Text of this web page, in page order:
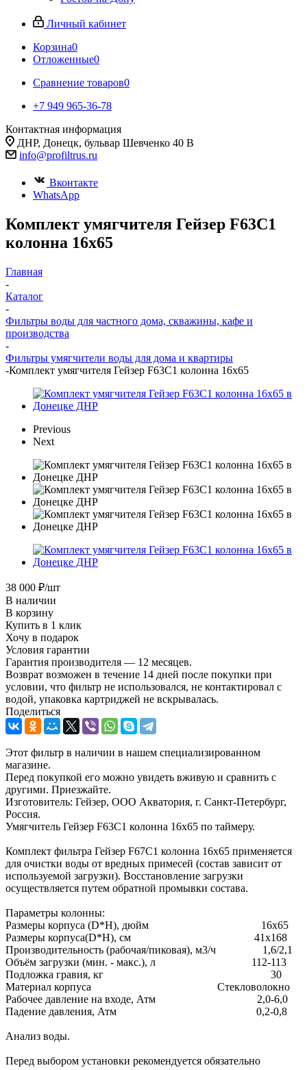
Личный кабинет
Корзина0
Отложенные0
Сравнение товаров0
+7 949 965-36-78
Контактная информация
ДНР, Донецк, бульвар Шевченко 40 В
info@profiltrus.ru
Вконтакте
WhatsApp
Комплект умягчителя Гейзер F63C1
колонна 16х65
Главная
-
Каталог
-
Фильтры воды для частного дома, скважины, кафе и
производства
-
Фильтры умягчители воды для дома и квартиры
-Комплект умягчителя Гейзер F63C1 колонна 16х65
Previous
Next
38 000 ₽/шт
В наличии
В корзину
Купить в 1 клик
Хочу в подарок
Условия гарантии
Гарантия производителя — 12 месяцев.
Возврат возможен в течение 14 дней после покупки при
условии, что фильтр не использовался, не контактировал с
водой, упаковка картриджей не вскрывалась.
Поделиться
Этот фильтр в наличии в нашем специализированном
магазине.
Перед покупкой его можно увидеть вживую и сравнить с
другими. Приезжайте.
Изготовитель: Гейзер, ООО Акватория, г. Санкт-Петербург,
Россия.
Умягчитель Гейзер F63C1 колонна 16х65 по таймеру.
Комплект фильтра Гейзер F67C1 колонна 16х65 применяется
для очистки воды от вредных примесей (состав зависит от
используемой загрузки). Восстановление загрузки
осуществляется путем обратной промывки состава.
Параметры колонны:
Размеры корпуса (D*H), дюйм 16х65
Размеры корпуса(D*H), см 41х168
Производительность (рабочая/пиковая), м3/ч 1,6/2,1
Объём загрузки (мин. - макс.), л 112-113
Подложка гравия, кг 30
Материал корпуса Стекловолокно
Рабочее давление на входе, Атм 2,0-6,0
Падение давления, Атм 0,2-0,8
Анализ воды.
Перед выбором установки рекомендуется обязательно